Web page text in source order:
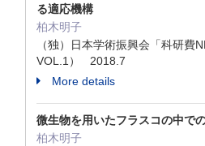
る適応機構
柏木明子
（独）日本学術振興会「科研費
VOL.1） 2018.7
More details
微生物を用いたフラスコの中で
柏木明子